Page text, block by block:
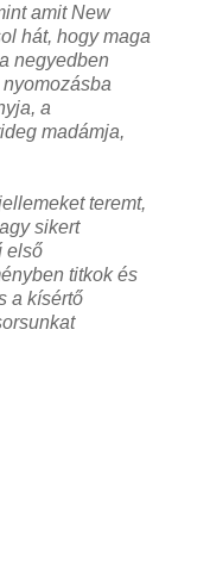
amit New
hát, hogy maga
negyedben
a
madámja,
teremt,
sikert
első
titkok és
a kísértő